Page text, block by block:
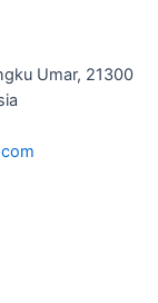
Umar, 21300